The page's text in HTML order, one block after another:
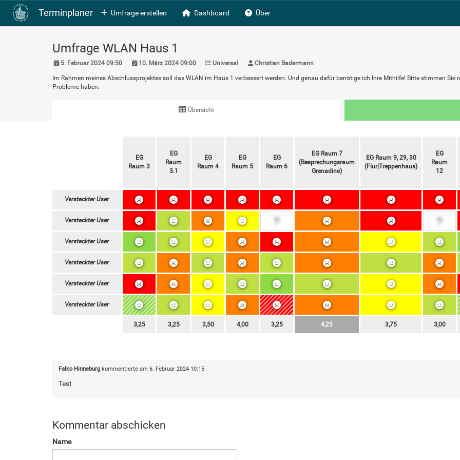
Terminplaner Umfrage erstellen Dashboard Über
Umfrage WLAN Haus 1
5. Februar 2024 09:50 10. März 2024 09:00 Universal Christian Badermann
Im Rahmen meines Abschlussprojektes soll das WLAN im Haus 1 verbessert werden. Und genau dafür benötige ich Ihre Mithilfe! Bitte stimmen Sie
Probleme haben.
Übersicht
EG
Raum 3
EG
Raum
3.1
EG
Raum 4
EG
Raum 5
EG
Raum 6
EG Raum 7
(Besprechungsraum
Grenadine)
EG Raum 9, 29, 30
(Flur|Treppenhaus)
EG
Raum
12
Versteckter User
Versteckter User
Versteckter User
Versteckter User
Versteckter User
Versteckter User
3,25 3,25 3,50 4,00 3,25 4,25 3,75 3,00
Falko Hinneburgkommentierte am 6. Februar 2024 10:15
Test
Kommentar abschicken
Name